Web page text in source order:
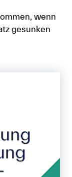
wenn
gesunken